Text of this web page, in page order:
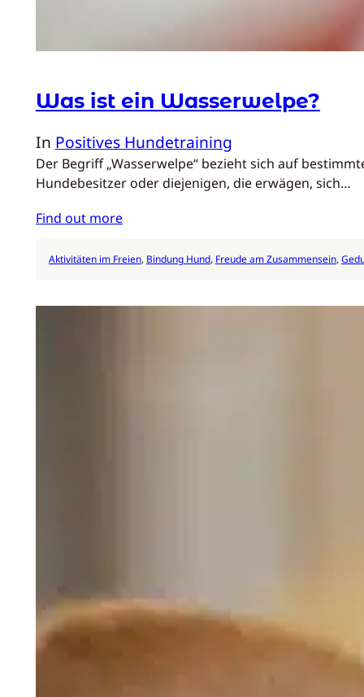
Was ist ein Wasserwelpe?
In Positives Hundetraining
Der Begriff „Wasserwelpe“ bezieht sich auf
Hundebesitzer oder diejenigen, die erwägen, sich…
Find out more
Aktivitäten im Freien, Bindung Hund, Freude am Zusammensein,